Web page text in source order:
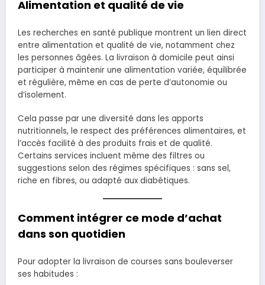
Alimentation et qualité de vie
Les recherches en santé publique montrent un lien direct
entre alimentation et qualité de vie, notamment chez
les personnes âgées. La livraison à domicile peut ainsi
participer à maintenir une alimentation variée, équilibrée
et régulière, même en cas de perte d’autonomie ou
d’isolement.
Cela passe par une diversité dans les apports
nutritionnels, le respect des préférences alimentaires, et
l’accès facilité à des produits frais et de qualité.
Certains services incluent même des filtres ou
suggestions selon des régimes spécifiques : sans sel,
riche en fibres, ou adapté aux diabétiques.
Comment intégrer ce mode d’achat
dans son quotidien
Pour adopter la livraison de courses sans bouleverser
ses habitudes :